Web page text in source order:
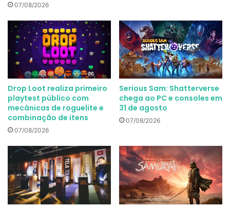
07/08/2026
Drop Loot realiza primeiro
playtest público com
mecânicas de roguelite e
combinação de itens
07/08/2026
Serious Sam: Shatterverse
chega ao PC e consoles em
31 de agosto
07/08/2026